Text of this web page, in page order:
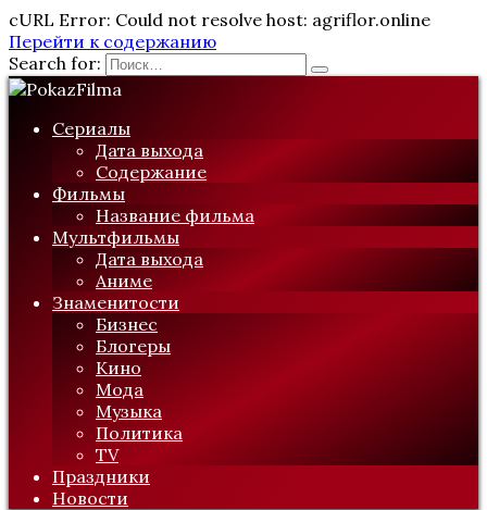
cURL Error: Could not resolve host: agriflor.online
Перейти к содержанию
Search for:
Сериалы
Дата выхода
Содержание
Фильмы
Название фильма
Мультфильмы
Дата выхода
Аниме
Знаменитости
Бизнес
Блогеры
Кино
Мода
Музыка
Политика
TV
Праздники
Новости